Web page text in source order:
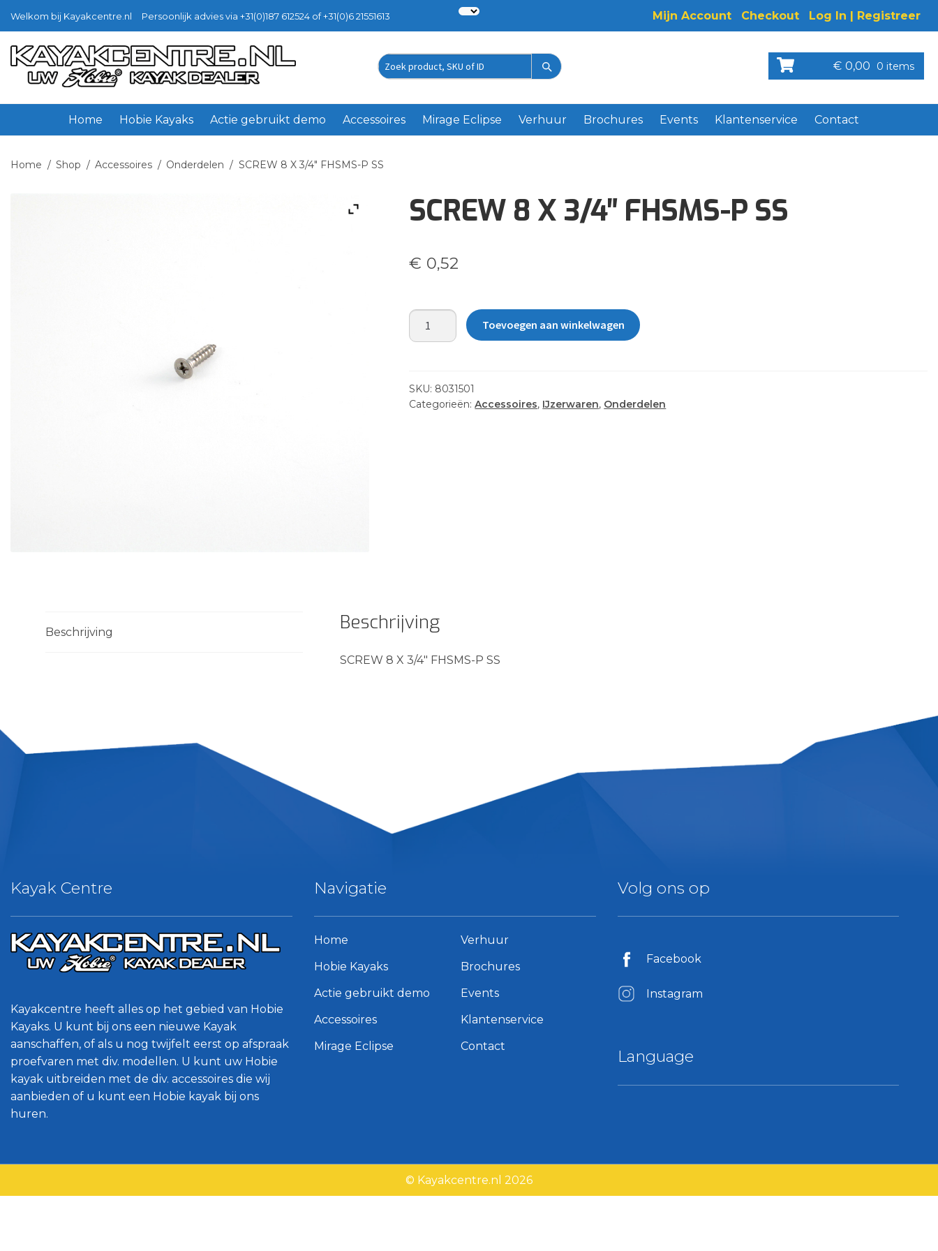
Welkom bij Kayakcentre.nl Persoonlijk advies via +31(0)187 612524 of +31(0)6 21551613 Mijn Account Checkout Log In | Registreer
Ga
door
naar
navigatie
Ga
naar
inhoud
Zoek
€ 0,00 0 items
Home Hobie Kayaks Actie gebruikt demo Accessoires Mirage Eclipse Verhuur Brochures Events Klantenservice Contact
Home / Shop / Accessoires / Onderdelen / SCREW 8 X 3/4″ FHSMS-P SS
SCREW 8 X 3/4″ FHSMS-P SS
€ 0,52
SCREW
8
FHSMS-
P
Toevoegen aan winkelwagen
SKU: 8031501
Categorieën:Accessoires, IJzerwaren, Onderdelen
Beschrijving Beschrijving
SCREW 8 X 3/4″ FHSMS-P SS
Kayak Centre
Kayakcentre heeft alles op het gebied van Hobie
Kayaks. U kunt bij ons een nieuwe Kayak
aanschaffen, of als u nog twijfelt eerst op afspraak
proefvaren met div. modellen. U kunt uw Hobie
kayak uitbreiden met de div. accessoires die wij
aanbieden of u kunt een Hobie kayak bij ons
huren.
Navigatie
Home
Hobie Kayaks
Actie gebruikt demo
Accessoires
Mirage Eclipse
Verhuur
Brochures
Events
Klantenservice
Contact
Volg ons op
Facebook
Instagram
Language
© Kayakcentre.nl 2026